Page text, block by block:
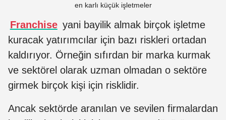
en karlı küçük işletmeler
Franchise yani bayilik almak birçok işletme
kuracak yatırımcılar için bazı riskleri ortadan
kaldırıyor. Örneğin sıfırdan bir marka kurmak
ve sektörel olarak uzman olmadan o sektöre
girmek birçok kişi için risklidir.
Ancak sektörde aranılan ve sevilen firmalardan